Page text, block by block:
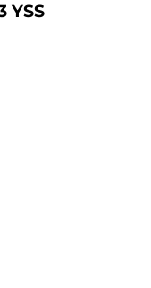
YSS